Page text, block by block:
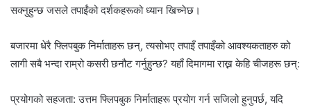
सक्नुहुन्छ जसले तपाईंको दर्शकहरूको ध्यान खिच्नेछ।
बजारमा धेरै फ्लिपबुक निर्माताहरू छन्, त्यसोभए तपाइँ तपाइँको आवश्यकताहरु को
लागी सबै भन्दा राम्रो कसरी छनौट गर्नुहुन्छ? यहाँ दिमागमा राख्न केहि चीजहरू छन्:
प्रयोगको सहजता: उत्तम फ्लिपबुक निर्माताहरू प्रयोग गर्न सजिलो हुनुपर्छ, यदि